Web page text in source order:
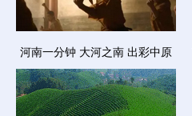
河南一分钟 大河之南 出彩中原